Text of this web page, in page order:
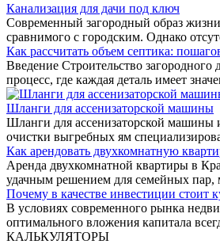
Канализация для дачи под ключ
Современный загородный образ жизни
сравнимого с городским. Однако
Как рассчитать объем септика:
Введение Строительство
процесс, где каждая деталь имеет
Шланги для ассенизаторской машины
Шланги для ассенизаторской машины
очистки выгребных ям
Как арендовать двухкомнатную
Аренда двухкомнатной квартиры в
удачным решением для семейных пар,
Почему в качестве инвестиции стоит
В условиях современного рынка
оптимального вложения капитала
КАЛЬКУЛЯТОРЫ